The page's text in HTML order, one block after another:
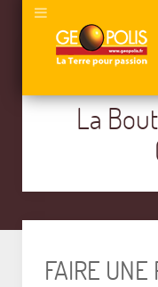
La
FAIRE UNE